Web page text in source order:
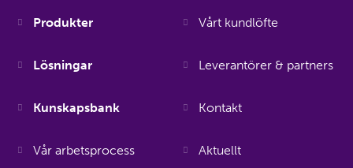
Produkter
Lösningar
Kunskapsbank
Vår arbetsprocess
Vårt kundlöfte
Leverantörer & partners
Kontakt
Aktuellt